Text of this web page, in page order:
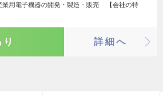
業用電子機器の開発・製造・販売 【会社の特
詳細へ